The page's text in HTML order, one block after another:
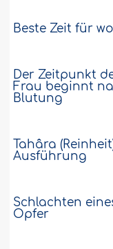
Beste Zeit für
Der Zeitpunkt
Frau beginnt
Blutung
Tahâra
Ausführung
Schlachten
Opfer